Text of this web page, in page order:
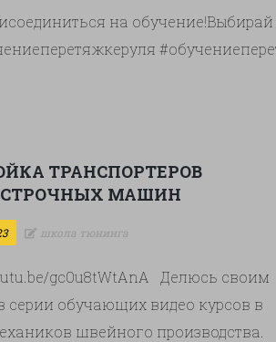
на
ТРАНСПОРТЕРОВ
МАШИН
школа тюнинга
gc0u8tWtAnA Делюсь своим
серии обучающих видео курсов в
швейного производства.